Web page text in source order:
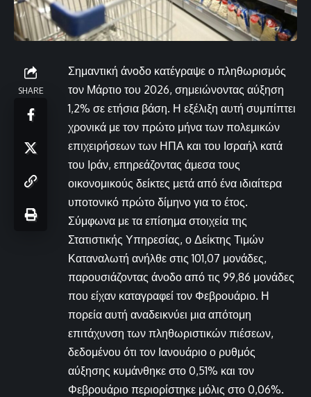
SHARE
Σημαντική άνοδο κατέγραψε ο πληθωρισμός
τον Μάρτιο του 2026, σημειώνοντας αύξηση
1,2% σε ετήσια βάση. Η εξέλιξη αυτή συμπίπτει
χρονικά με τον πρώτο μήνα των πολεμικών
επιχειρήσεων των ΗΠΑ και του Ισραήλ κατά
του Ιράν, επηρεάζοντας άμεσα τους
οικονομικούς δείκτες μετά από ένα ιδιαίτερα
υποτονικό πρώτο δίμηνο για το έτος.
Σύμφωνα με τα επίσημα στοιχεία της
Στατιστικής Υπηρεσίας, ο Δείκτης Τιμών
Καταναλωτή ανήλθε στις 101,07 μονάδες,
παρουσιάζοντας άνοδο από τις 99,86 μονάδες
που είχαν καταγραφεί τον Φεβρουάριο. Η
πορεία αυτή αναδεικνύει μια απότομη
επιτάχυνση των πληθωριστικών πιέσεων,
δεδομένου ότι τον Ιανουάριο ο ρυθμός
αύξησης κυμάνθηκε στο 0,51% και τον
Φεβρουάριο περιορίστηκε μόλις στο 0,06%.